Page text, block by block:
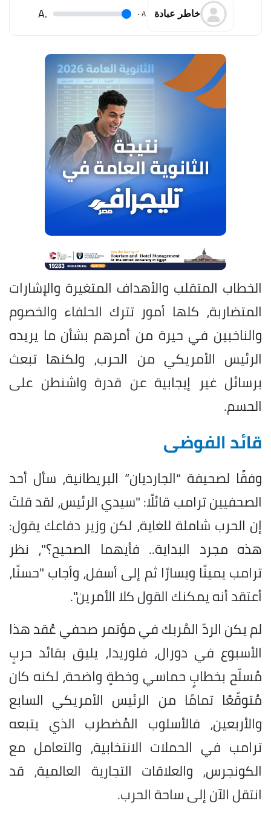
خاطر عبادة A
.
.A
الخطاب المتقلب والأهداف المتغيرة والإشارات
المتضاربة، كلها أمور تترك الحلفاء والخصوم
والناخبين في حيرة من أمرهم بشأن ما يريده
الرئيس الأمريكي من الحرب، ولكنها تبعث
برسائل غير إيجابية عن قدرة واشنطن على
الحسم.
قائد الفوضى
وفقًا لصحيفة “الجارديان” البريطانية، سأل أحد
الصحفيين ترامب قائلًا: "سيدي الرئيس، لقد قلتَ
إن الحرب شاملة للغاية، لكن وزير دفاعك يقول:
هذه مجرد البداية.. فأيهما الصحيح؟"، نظر
ترامب يمينًا ويسارًا ثم إلى أسفل، وأجاب "حسنًا،
أعتقد أنه يمكنك القول كلا الأمرين".
لم يكن الردّ المُربك في مؤتمر صحفي عُقد هذا
الأسبوع في دورال، فلوريدا، يليق بقائد حربٍ
مُسلّح بخطابٍ حماسي وخطةٍ واضحة، لكنه كان
مُتوقّعًا تمامًا من الرئيس الأمريكي السابع
والأربعين، فالأسلوب المُضطرب الذي يتبعه
ترامب في الحملات الانتخابية، والتعامل مع
الكونجرس، والعلاقات التجارية العالمية، قد
انتقل الآن إلى ساحة الحرب.